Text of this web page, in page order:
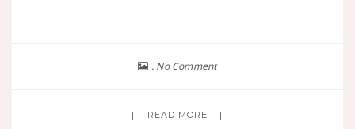
No Comment
READ MORE